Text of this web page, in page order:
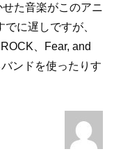
た音楽がこのアニ
でに遅しですが、
、Fear, and
ンドを使ったりす